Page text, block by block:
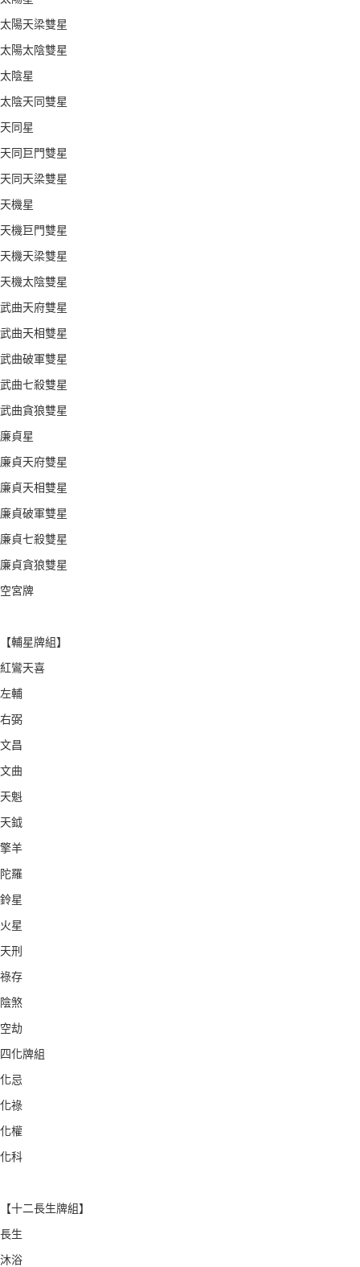
太陽天梁雙星
太陽太陰雙星
太陰星
太陰天同雙星
天同星
天同巨門雙星
天同天梁雙星
天機星
天機巨門雙星
天機天梁雙星
天機太陰雙星
武曲天府雙星
武曲天相雙星
武曲破軍雙星
武曲七殺雙星
武曲貪狼雙星
廉貞星
廉貞天府雙星
廉貞天相雙星
廉貞破軍雙星
廉貞七殺雙星
廉貞貪狼雙星
空宮牌
【輔星牌組】
紅鸞天喜
左輔
右弼
文昌
文曲
天魁
天鉞
擎羊
陀羅
鈴星
火星
天刑
祿存
陰煞
空劫
四化牌組
化忌
化祿
化權
化科
【十二長生牌組】
長生
沐浴